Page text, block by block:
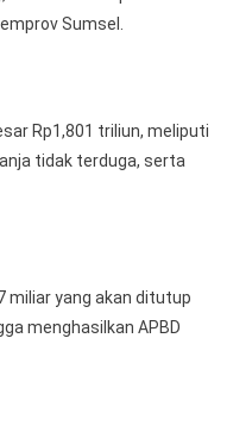
Sumsel.
Rp1,801 triliun, meliputi
tidak terduga, serta
miliar yang akan ditutup
menghasilkan APBD